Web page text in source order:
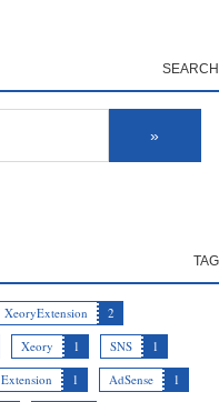
XeoryExtension
2
Xeory 1 SNS
1
Extension 1 AdSense
1